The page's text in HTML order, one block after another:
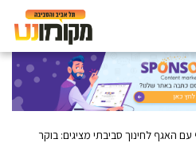
האגף לחינוך סביבתי מציגים: בוקר